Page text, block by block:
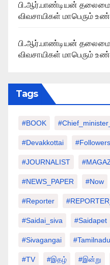
பி.ஆர்.பாண்டியன்
விவசாயிகள் மாபெரும்
பி.ஆர்.பாண்டியன்
விவசாயிகள் மாபெரும்
Tags
#BOOK
#devakkottai #followers
#JOURNALIST
#NEWS_PAPER #Now
#Reporter
#saidai_siva #saidapet
#sivagangai #tamilnadu
#TV #இதழ் #இன்று